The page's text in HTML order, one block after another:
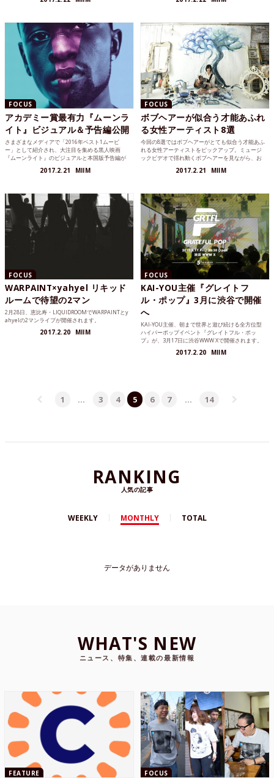
FOCUS
アカデミー賞最有力『ムーンラ
イト』ビジュアル＆予告編公開
さまざまなメディアで「2016年ベスト1ムービ
ー」として紹介され、大注目を集める黒人映画
『ムーンライト』のビジュアルと本国版予告編が
2017.2.21 MIIM
FOCUS
ボブヘアーが似合う才能あふれ
る女性アーティスト8選
今回の8選ではボブヘアーがとても似合う才能あふ
れる女性アーティストをピックアップ。ミュージ
ックビデオで揺れ動くボブヘアーを見ながら、お
2017.2.21 MIIM
FOCUS
WARPAINT×yahyel リキッド
ルームで待望の2マン
2月28日、恵比寿・LIQUIDROOMでWARPAINTとy
ahyelの2マンライブが開催されます。
2017.2.20 MIIM
FOCUS
KAI-YOU主催『グレイトフ
ル・ポップ』3月に渋谷で開催
へ
KAI-YOU主催、朝まで世界と遊び続ける全方位型
ハイパーポップイベント『グレイトフル・ポッ
プ』が、3月17日に渋谷WWW Xで開催されます。
2017.2.20 MIIM
1 … 3 4 5 6 7 … 14
RANKING
人気の記事
WEEKLY MONTHLY TOTAL
データがありません
WHAT'S NEW
ニュース、特集、連載の最新情報
FEATURE FOCUS